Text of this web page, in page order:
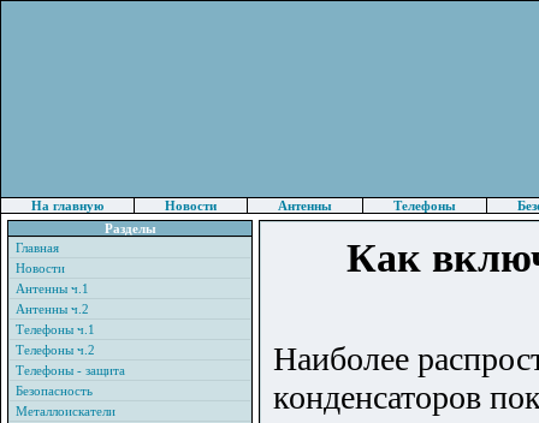
На главную Новости Антенны Телефоны
Разделы
Главная
Новости
Антенны ч.1
Антенны ч.2
Телефоны ч.1
Телефоны ч.2
Телефоны - защита
Безопасность
Металлоискатели
Как
Наиболее
конденсаторов